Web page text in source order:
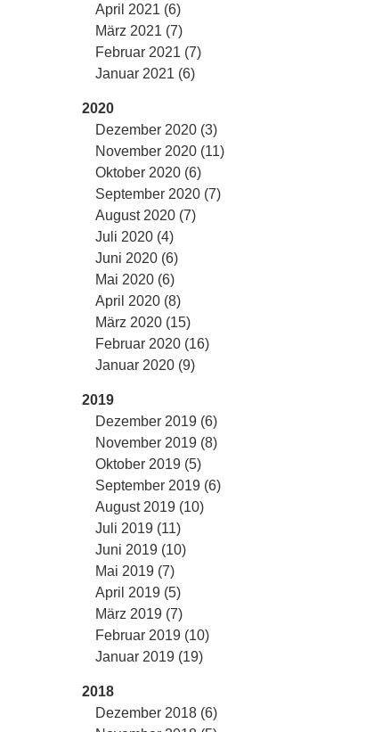
April 2021 (6)
März 2021 (7)
Februar 2021 (7)
Januar 2021 (6)
2020
Dezember 2020 (3)
November 2020 (11)
Oktober 2020 (6)
September 2020 (7)
August 2020 (7)
Juli 2020 (4)
Juni 2020 (6)
Mai 2020 (6)
April 2020 (8)
März 2020 (15)
Februar 2020 (16)
Januar 2020 (9)
2019
Dezember 2019 (6)
November 2019 (8)
Oktober 2019 (5)
September 2019 (6)
August 2019 (10)
Juli 2019 (11)
Juni 2019 (10)
Mai 2019 (7)
April 2019 (5)
März 2019 (7)
Februar 2019 (10)
Januar 2019 (19)
2018
Dezember 2018 (6)